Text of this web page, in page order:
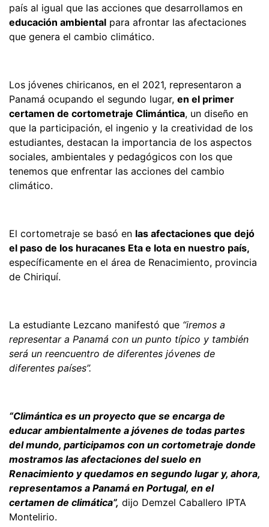
país al igual que las acciones que desarrollamos en
educación ambiental para afrontar las afectaciones
que genera el cambio climático.
Los jóvenes chiricanos, en el 2021, representaron a
Panamá ocupando el segundo lugar, en el primer
certamen de cortometraje Climántica, un diseño en
que la participación, el ingenio y la creatividad de los
estudiantes, destacan la importancia de los aspectos
sociales, ambientales y pedagógicos con los que
tenemos que enfrentar las acciones del cambio
climático.
El cortometraje se basó en las afectaciones que dejó
el paso de los huracanes Eta e Iota en nuestro país,
específicamente en el área de Renacimiento, provincia
de Chiriquí.
La estudiante Lezcano manifestó que “iremos a
representar a Panamá con un punto típico y también
será un reencuentro de diferentes jóvenes de
diferentes países”.
“Climántica es un proyecto que se encarga de
educar ambientalmente a jóvenes de todas partes
del mundo, participamos con un cortometraje donde
mostramos las afectaciones del suelo en
Renacimiento y quedamos en segundo lugar y, ahora,
representamos a Panamá en Portugal, en el
certamen de climática”, dijo Demzel Caballero IPTA
Montelirio.